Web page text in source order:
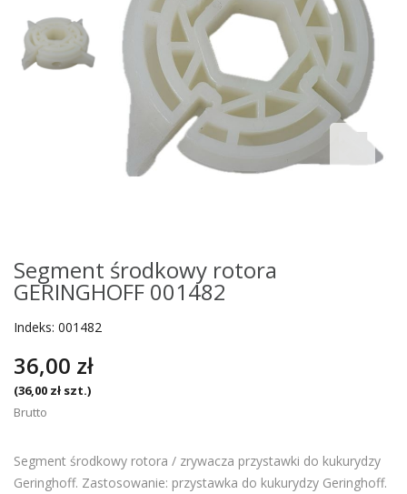
Segment środkowy rotora
GERINGHOFF 001482
Indeks: 001482
36,00 zł
(36,00 zł szt.)
Brutto
Segment środkowy rotora / zrywacza przystawki do kukurydzy
Geringhoff. Zastosowanie: przystawka do kukurydzy Geringhoff.